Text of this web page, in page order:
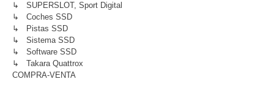
↳ SUPERSLOT, Sport Digital
↳ Coches SSD
↳ Pistas SSD
↳ Sistema SSD
↳ Software SSD
↳ Takara Quattrox
COMPRA-VENTA